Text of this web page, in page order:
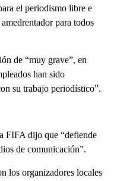
el periodismo libre e
para todos
de “muy grave”, en
han sido
su trabajo periodístico”.
FIFA dijo que “defiende
de comunicación”.
los organizadores locales